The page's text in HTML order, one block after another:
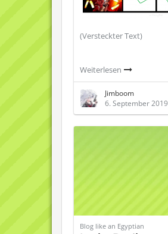
(Versteckter Text)
Weiterlesen
Jimboom
6. September 2019
Blog like an Egyptian